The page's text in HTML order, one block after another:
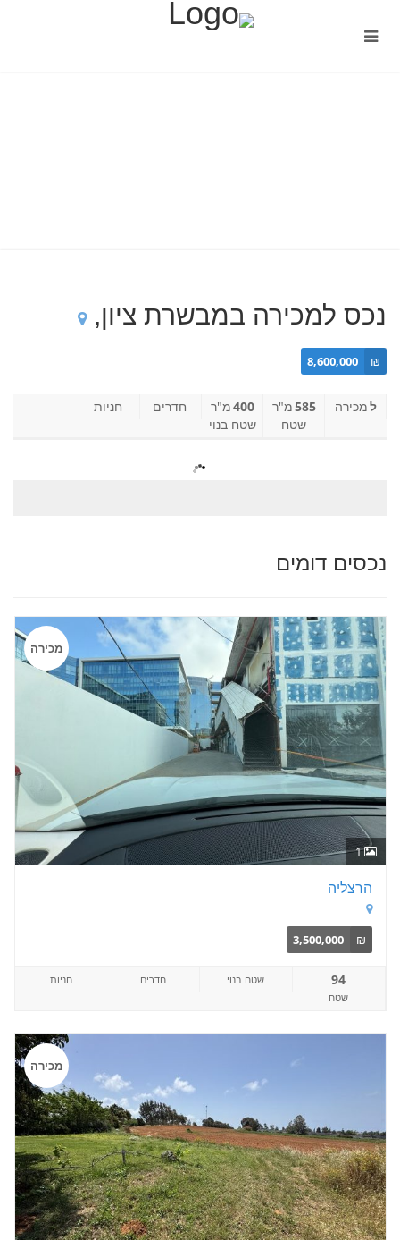
נכס למכירה במבשרת ציון,
₪
8,600,000
למכירה 585מ"ר
שטח
400מ"ר
שטח בנוי
חדרים חניות
נכסים דומים
1
מכירה
הרצליה
₪
3,500,000
94
שטח
שטח בנוי חדרים חניות
מכירה